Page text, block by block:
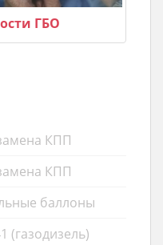
ГБО
КПП
КПП
баллоны
(газодизель)